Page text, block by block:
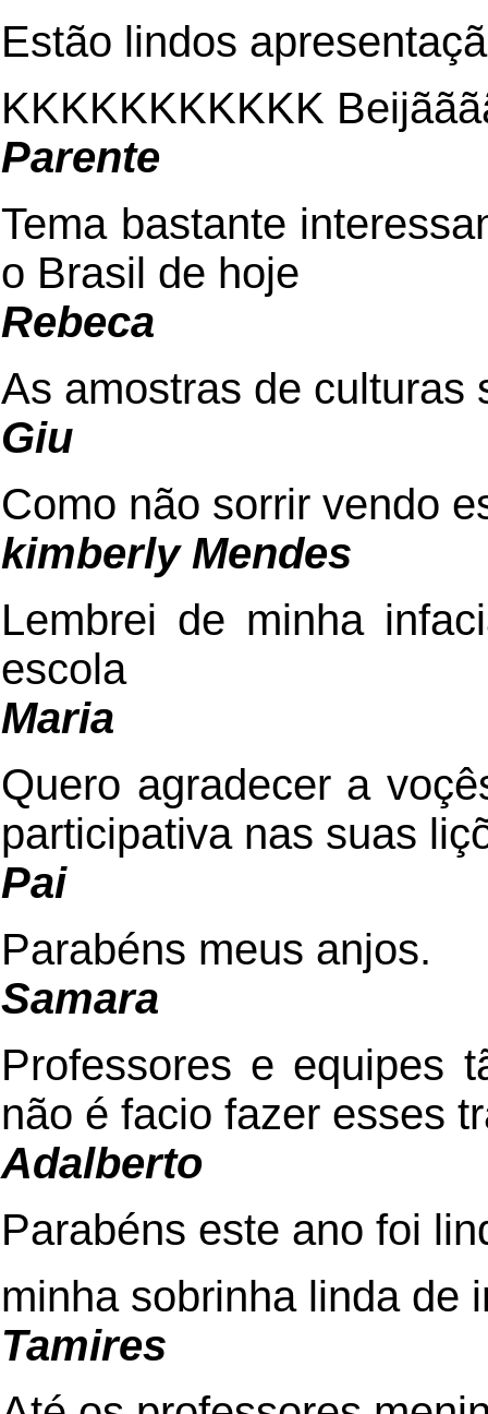
Estão lindos
KKKKKKKKKKK
Parente
Tema bastante
o Brasil de hoje
Rebeca
As amostras de culturas
Giu
Como não sorrir vendo
kimberly Mendes
Lembrei de minha
escola
Maria
Quero agradecer a
participativa nas suas
Pai
Parabéns meus anjos.
Samara
Professores e equipes
não é facio fazer esses
Adalberto
Parabéns este ano foi
minha sobrinha linda de
Tamires